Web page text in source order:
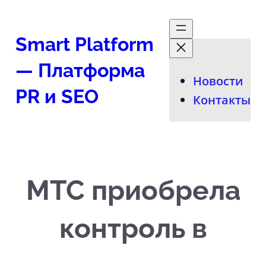
содержимому
Smart Platform
— Платформа
PR и SEO
Новости
Контакты
МТС приобрела
контроль в